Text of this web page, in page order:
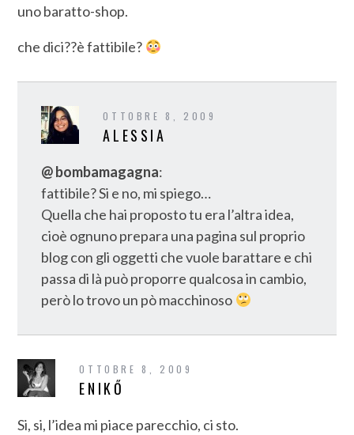
uno baratto-shop.
che dici??è fattibile?
OTTOBRE 8, 2009
ALESSIA
@ bombamagagna:
fattibile? Si e no, mi spiego…
Quella che hai proposto tu era l’altra idea,
cioè ognuno prepara una pagina sul proprio
blog con gli oggetti che vuole barattare e chi
passa di là può proporre qualcosa in cambio,
però lo trovo un pò macchinoso
OTTOBRE 8, 2009
ENIKŐ
Si, si, l’idea mi piace parecchio, ci sto.